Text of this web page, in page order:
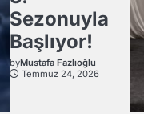
Sezonuyla
Başlıyor!
byMustafa Fazlıoğlu
Temmuz 24, 2026